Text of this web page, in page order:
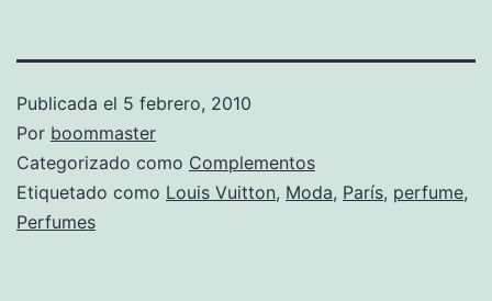
Publicada el 5 febrero, 2010
Por boommaster
Categorizado como Complementos
Etiquetado como Louis Vuitton, Moda, París, perfume,
Perfumes